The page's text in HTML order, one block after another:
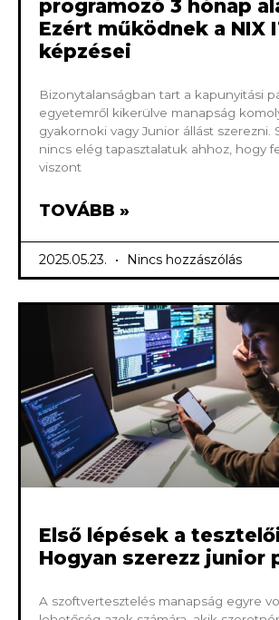
programozó 3 hónap
Ezért működnek a NIX
képzései
Bizonytalanságban tart a kapunyitási
egyetemről kikerülve manapság
gyakornoki vagy Junior állást szerezni.
nincs elég tapasztalatuk ahhoz, hogy
viszont
TOVÁBB »
2025.05.23. Nincs hozzászólás
Első lépések a
Hogyan szerezz junior
A szoftvertesztelés manapság egyre